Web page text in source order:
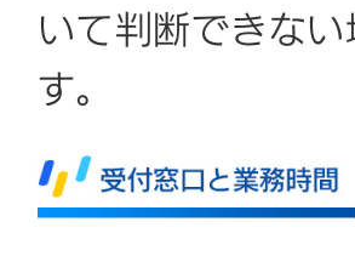
いて判断できな
す。